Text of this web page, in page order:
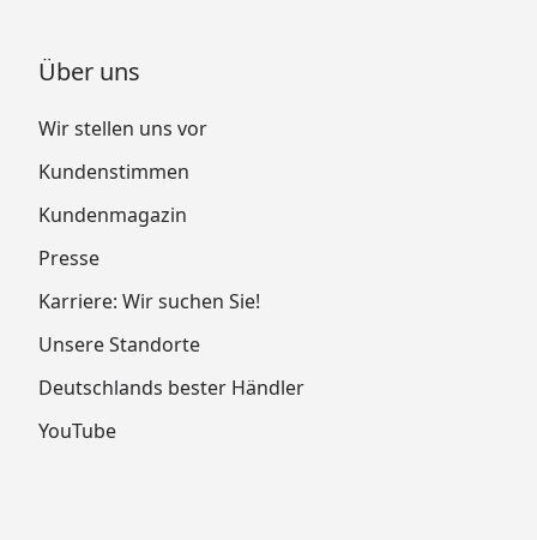
Über uns
Wir stellen uns vor
Kundenstimmen
Kundenmagazin
Presse
Karriere: Wir suchen Sie!
Unsere Standorte
Deutschlands bester Händler
YouTube